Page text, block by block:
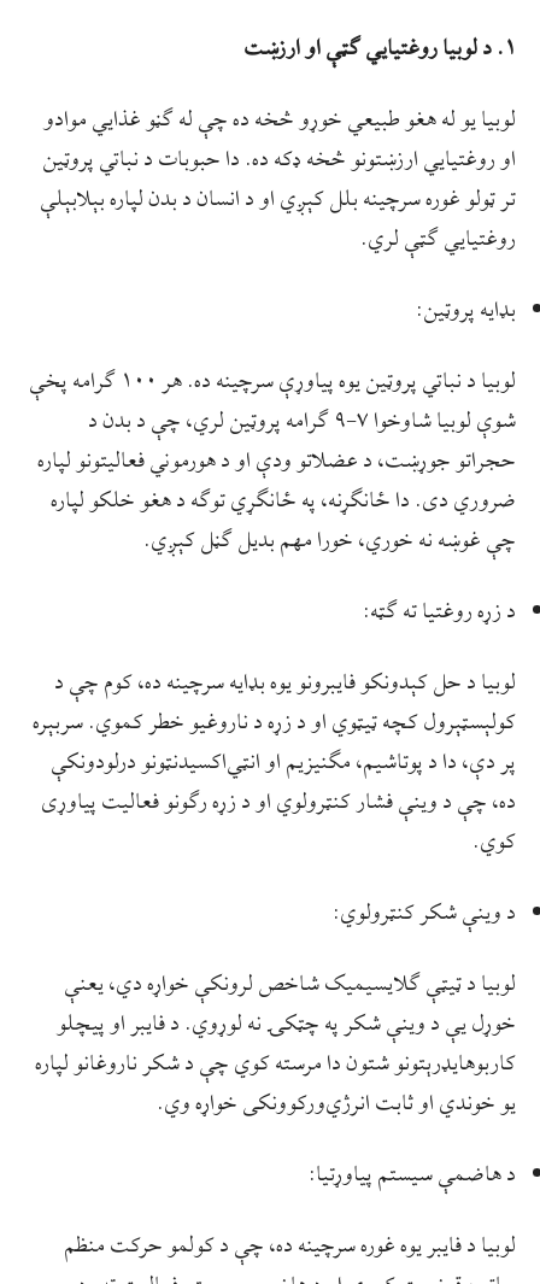
۱. د
لوبیا روغتیايي ګټې او ارزښت
لوبیا یو له هغو طبیعي خوړو څخه ده چې له ګڼو غذایي موادو
او روغتیايي ارزښتونو څخه ډکه ده. دا حبوبات د نباتي پروټین
تر ټولو غوره سرچینه بلل کېږي او د انسان د بدن لپاره بېلابېلې
روغتیایي ګټې لري.
بډایه پروټین:
لوبیا د نباتي پروټین یوه پیاوړې سرچینه ده. هر ۱۰۰ ګرامه پخې
شوې لوبیا شاوخوا ۷–۹ ګرامه پروټین لري، چې د بدن د
حجراتو جوړښت، د عضلاتو ودې او د هورموني فعالیتونو لپاره
ضروري دی. دا ځانګړنه، په ځانګړي توګه د هغو خلکو لپاره
چې غوښه نه خوري، خورا مهم بدیل ګڼل کېږي.
د زړه روغتیا ته ګټه:
لوبیا د حل کېدونکو فایبرونو یوه بډایه سرچينه ده، کوم چې د
کولېسټېرول کچه ټيټوي او د زړه د ناروغیو خطر کموي. سربېره
پر دې، دا د پوتاشیم، مګنیزیم او انټي‌اکسیدنټونو درلودونکې
ده، چې د وینې فشار کنټرولوي او د زړه رګونو فعالیت پیاوړی
کوي.
د وینې شکر کنټرولوي:
لوبیا د ټیټې ګلایسیمیک شاخص لرونکې خواړه دي، یعنې
خوړل یې د وینې شکر په چټکۍ نه لوړوي. د فایبر او پیچلو
کاربوهایډرېتونو شتون دا مرسته کوي چې د شکر ناروغانو لپاره
یو خوندي او ثابت انرژي‌ورکوونکی خواړه وي.
د هاضمې سیستم پیاوړتیا:
لوبیا د فایبر یوه غوره سرچینه ده، چې د کولمو حرکت منظم